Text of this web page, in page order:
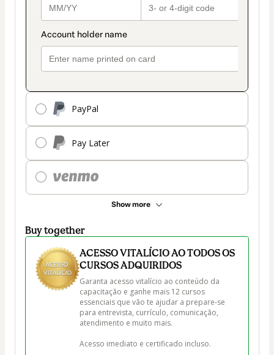
PayPal
Pay Later
Show more
Buy together
ACESSO VITALÍCIO AO TODOS OS
CURSOS ADQUIRIDOS
Garanta acesso vitalício ao conteúdo da
capacitação e ganhe mais 12 cursos
essenciais que vão te ajudar a prepare-se
para entrevista, currículo, comunicação,
atendimento e muito mais.
Acesso imediato e certificado incluso.